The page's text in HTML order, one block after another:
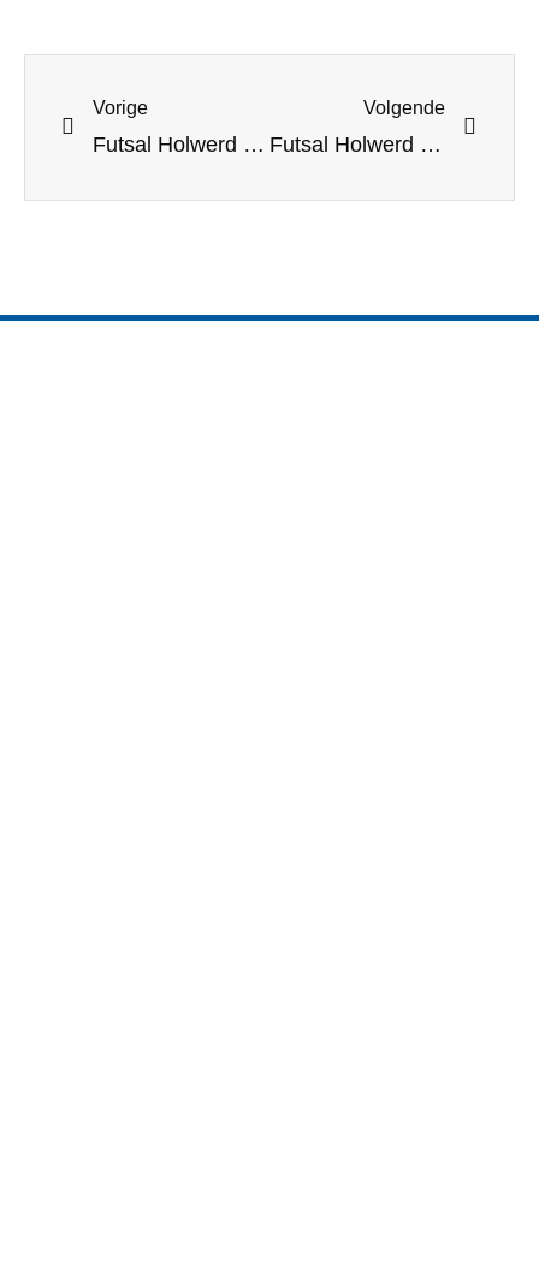
Vorige
Futsal Holwerd strandt in de 8e finale ronde van de noordelijke beker
Volgende
Futsal Holwerd 1 zet negatieve reeks uitwedstrijden voort